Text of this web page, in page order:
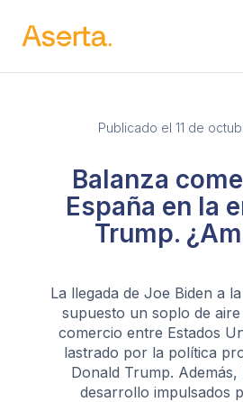
Saltar al contenido
Publicado el 11 de
Balanza
España en la
Trump.
La llegada de Joe Biden a
supuesto un soplo de
comercio entre Estados
lastrado por la política
Donald Trump. Además,
desarrollo impulsados